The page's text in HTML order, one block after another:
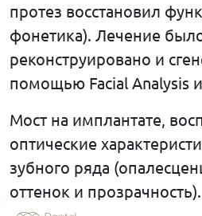
протез восстановил
фонетика). Лечение
реконструировано и
помощью Facial Analysis
Мост на имплантате,
оптические
зубного ряда
оттенок и прозрачность).